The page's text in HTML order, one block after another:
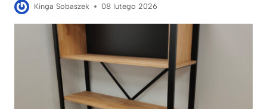
Kinga Sobaszek 08 lutego 2026